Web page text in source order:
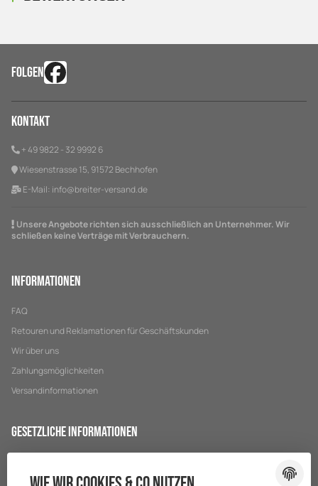
FOLGEN
Kontakt
+ 49 9822 - 32 9992 6
Wiesenstrasse 15, 91572 Bechhofen
E-Mail: info@breiter-versand.de
Unsere Angebote richten sich ausschließlich an Unternehmer. Wir
schließen keine Verträge mit Verbrauchern.
Informationen
FAQ
Retouren und Reklamationen für Geschäftskunden
Wir über uns
Zahlungsmöglichkeiten
Versandinformationen
Gesetzliche Informationen